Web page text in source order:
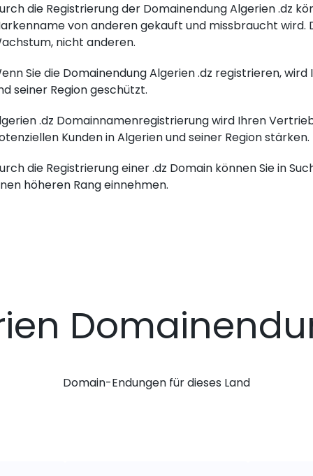
die Registrierung der Domainendung Algerien .dz
von anderen gekauft und missbraucht wird.
nicht anderen.
Sie die Domainendung Algerien .dz registrieren,
seiner Region geschützt.
.dz Domainnamenregistrierung wird Ihren
Kunden in Algerien und seiner Region stärken.
die Registrierung einer .dz Domain können Sie in
höheren Rang einnehmen.
Domain-Endungen für dieses Land